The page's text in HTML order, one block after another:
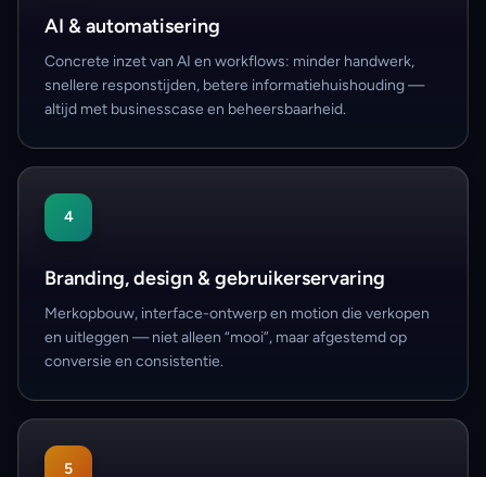
AI & automatisering
Concrete inzet van AI en workflows: minder handwerk,
snellere responstijden, betere informatiehuishouding —
altijd met businesscase en beheersbaarheid.
4
Branding, design & gebruikerservaring
Merkopbouw, interface-ontwerp en motion die verkopen
en uitleggen — niet alleen “mooi”, maar afgestemd op
conversie en consistentie.
5